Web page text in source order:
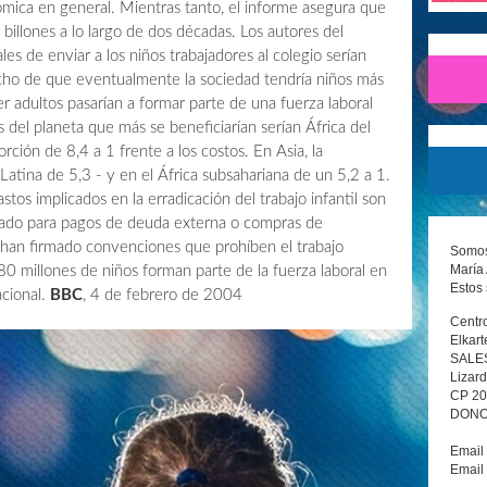
María
Estos
CP
en general. Mientras tanto, el informe asegura que
a lo largo de dos décadas. Los autores del
de enviar a los niños trabajadores al colegio serían
de que eventualmente la sociedad tendría niños más
adultos pasarían a formar parte de una fuerza laboral
del planeta que más se beneficiarían serían África del
de 8,4 a 1 frente a los costos. En Asia, la
de 5,3 - y en el África subsahariana de un 5,2 a 1.
implicados en la erradicación del trabajo infantil son
para pagos de deuda externa o compras de
firmado convenciones que prohíben el trabajo
millones de niños forman parte de la fuerza laboral en
BBC, 4 de febrero de 2004